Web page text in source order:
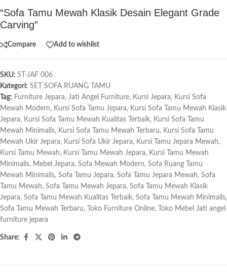
“Sofa Tamu Mewah Klasik Desain Elegant Grade
Carving”
Compare Add to wishlist
SKU: ST-JAF 006
Kategori: SET SOFA RUANG TAMU
Tag: Furniture Jepara, Jati Angel Furniture, Kursi Jepara, Kursi Sofa
Mewah Modern, Kursi Sofa Tamu Jepara, Kursi Sofa Tamu Mewah Klasik
Jepara, Kursi Sofa Tamu Mewah Kualitas Terbaik, Kursi Sofa Tamu
Mewah Minimalis, Kursi Sofa Tamu Mewah Terbaru, Kursi Sofa Tamu
Mewah Ukir Jepara, Kursi Sofa Ukir Jepara, Kursi Tamu Jepara Mewah,
Kursi Tamu Mewah, Kursi Tamu Mewah Jepara, Kursi Tamu Mewah
Minimalis, Mebel Jepara, Sofa Mewah Modern, Sofa Ruang Tamu
Mewah Minimalis, Sofa Tamu Jepara, Sofa Tamu Jepara Mewah, Sofa
Tamu Mewah, Sofa Tamu Mewah Jepara, Sofa Tamu Mewah Klasik
Jepara, Sofa Tamu Mewah Kualitas Terbaik, Sofa Tamu Mewah Minimalis,
Sofa Tamu Mewah Terbaru, Toko Furniture Online,
Toko Mebel Jati angel
furniture jepara
Share: